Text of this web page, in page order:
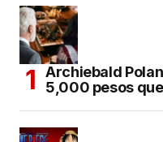
Archiebald
5,000 pesos